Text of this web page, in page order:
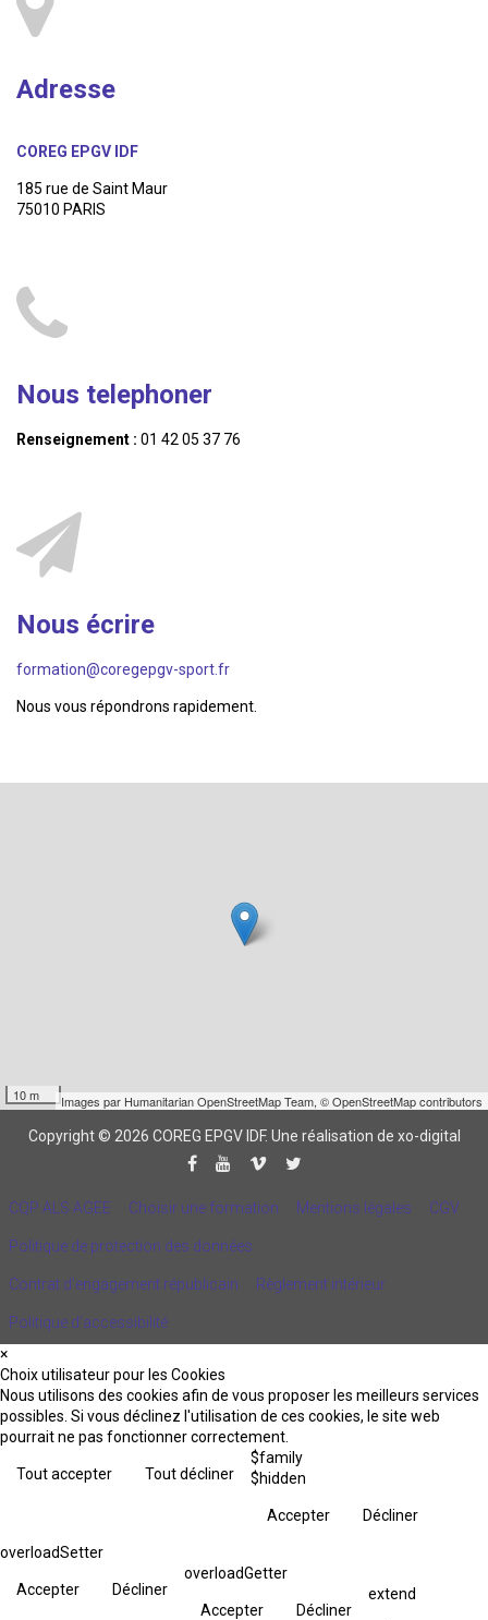
Adresse
COREG EPGV IDF
185 rue de Saint Maur
75010 PARIS
Nous telephoner
Renseignement : 01 42 05 37 76
Nous écrire
formation@coregepgv-sport.fr
Nous vous répondrons rapidement.
10 m Images par Humanitarian OpenStreetMap Team, © OpenStreetMap contributors
Copyright © 2026 COREG EPGV IDF. Une réalisation de xo-digital
CQP ALS AGEE Choisir une formation Mentions légales CGV
Politique de protection des données
Contrat d'engagement républicain Règlement intérieur
Politique d’accessibilité
×
Choix utilisateur pour les Cookies
Nous utilisons des cookies afin de vous proposer les meilleurs services
possibles. Si vous déclinez l'utilisation de ces cookies, le site web
pourrait ne pas fonctionner correctement.
Tout accepter Tout décliner
$family
$hidden
Accepter Décliner
overloadSetter
Accepter Décliner
overloadGetter
Accepter Décliner
extend